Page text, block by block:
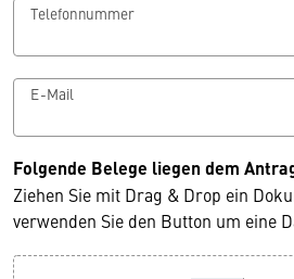
Telefonnummer
E-Mail
Folgende Belege liegen dem
Ziehen Sie mit Drag & Drop ein
verwenden Sie den Button um eine